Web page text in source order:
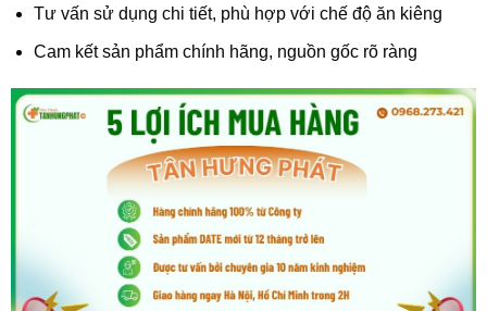
Tư vấn sử dụng chi tiết, phù hợp với chế độ ăn kiêng
Cam kết sản phẩm chính hãng, nguồn gốc rõ ràng